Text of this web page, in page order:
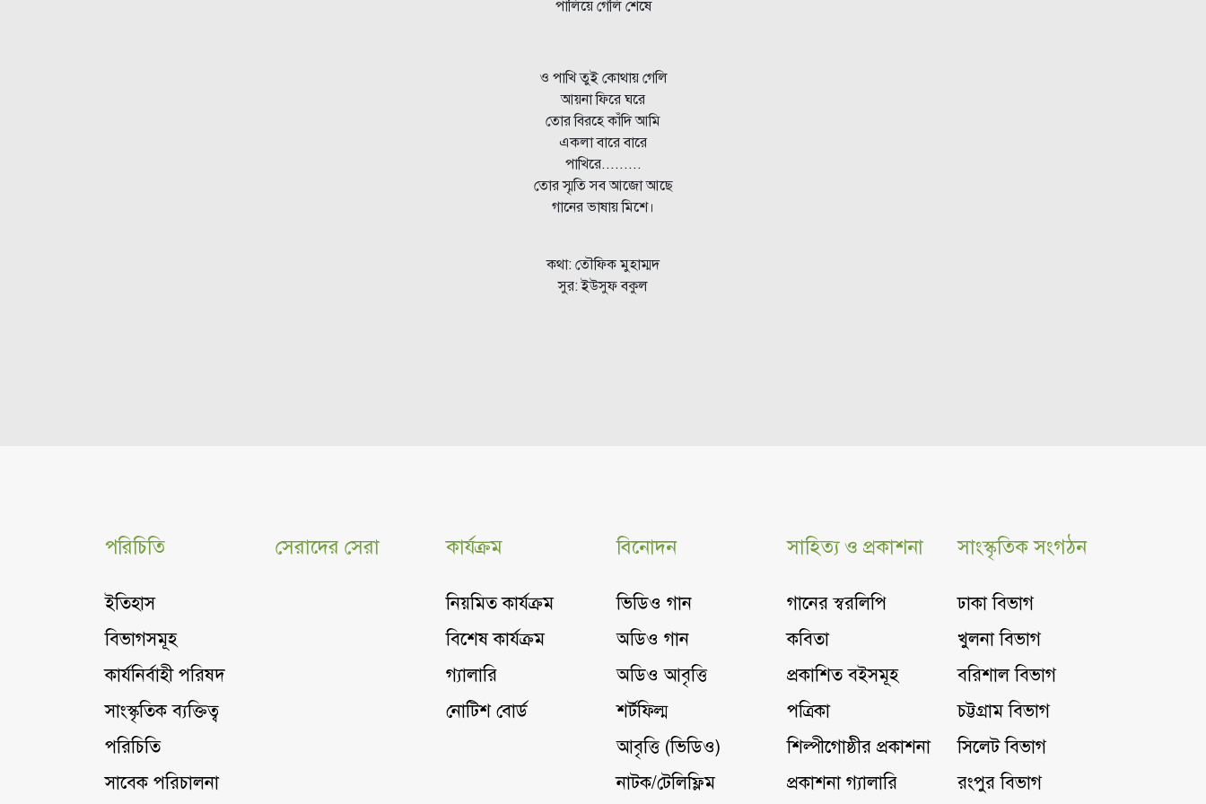
পালিয়ে গেলি শেষে
ও পাখি তুই কোথায় গেলি
আয়না ফিরে ঘরে
তোর বিরহে কাঁদি আমি
একলা বারে বারে
পাখিরে.........
তোর স্মৃতি সব আজো আছে
গানের ভাষায় মিশে।
কথা: তৌফিক মুহাম্মদ
সুর: ইউসুফ বকুল
পরিচিতি
ইতিহাস
বিভাগসমূহ
কার্যনির্বাহী পরিষদ
সাংস্কৃতিক ব্যক্তিত্ব
পরিচিতি
সাবেক পরিচালনা
সেরাদের সেরা কার্যক্রম
নিয়মিত কার্যক্রম
বিশেষ কার্যক্রম
গ্যালারি
নোটিশ বোর্ড
বিনোদন
ভিডিও গান
অডিও গান
অডিও আবৃত্তি
শর্টফিল্ম
আবৃত্তি (ভিডিও)
নাটক/টেলিফ্লিম
সাহিত্য ও প্রকাশনা
গানের স্বরলিপি
কবিতা
প্রকাশিত বইসমূহ
পত্রিকা
শিল্পীগোষ্ঠীর প্রকাশনা
প্রকাশনা গ্যালারি
সাংস্কৃতিক সংগঠন
ঢাকা বিভাগ
খুলনা বিভাগ
বরিশাল বিভাগ
চট্টগ্রাম বিভাগ
সিলেট বিভাগ
রংপুর বিভাগ